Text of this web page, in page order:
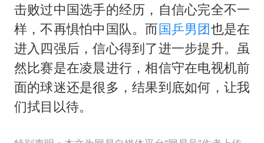
击败过中国选手的经历，自信心完全不一
样，不再惧怕中国队。而国乒男团也是在
进入四强后，信心得到了进一步提升。虽
然比赛是在凌晨进行，相信守在电视机前
面的球迷还是很多，结果到底如何，让我
们拭目以待。